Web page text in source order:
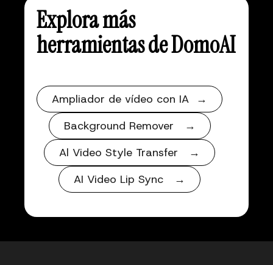
Explora más
herramientas de DomoAI
Ampliador de vídeo con IA →
Background Remover →
Al Video Style Transfer →
AI Video Lip Sync →